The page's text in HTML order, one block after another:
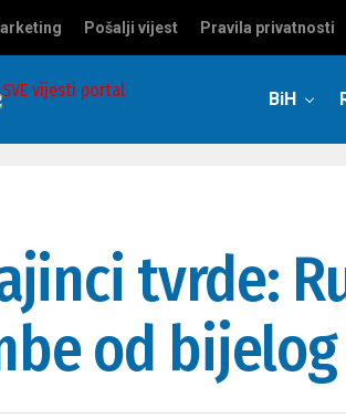
Pošalji vijest Pravila privatnosti
BiH
tvrde:
od